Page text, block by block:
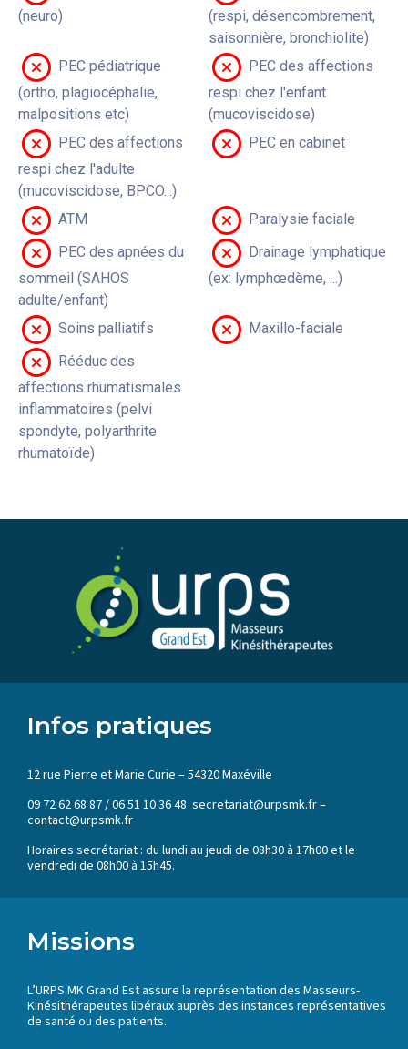
(neuro)
(respi, désencombrement,
saisonnière, bronchiolite)
PEC pédiatrique
(ortho, plagiocéphalie,
malpositions etc)
PEC des affections
respi chez l'enfant
(mucoviscidose)
PEC des affections
respi chez l'adulte
(mucoviscidose, BPCO...)
PEC en cabinet
ATM
Paralysie faciale
PEC des apnées du
sommeil (SAHOS
adulte/enfant)
Drainage lymphatique
(ex: lymphœdème, ...)
Soins palliatifs
Maxillo-faciale
Rééduc des
affections rhumatismales
inflammatoires (pelvi
spondyte, polyarthrite
rhumatoïde)
Infos pratiques
12 rue Pierre et Marie Curie – 54320 Maxéville
09 72 62 68 87 / 06 51 10 36 48 secretariat@urpsmk.fr –
contact@urpsmk.fr
Horaires secrétariat : du lundi au jeudi de 08h30 à 17h00 et le
vendredi de 08h00 à 15h45.
Missions
L’URPS MK Grand Est assure la représentation des Masseurs-
Kinésithérapeutes libéraux auprès des instances représentatives
de santé ou des patients.